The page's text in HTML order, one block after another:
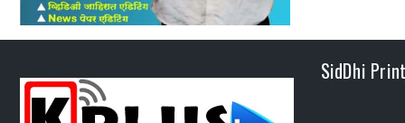
SidDhi